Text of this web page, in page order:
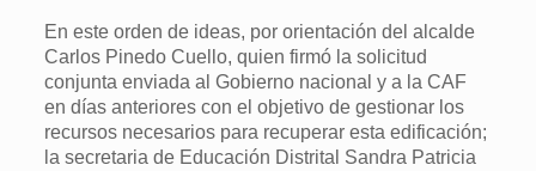
En este orden de ideas, por orientación del alcalde
Carlos Pinedo Cuello, quien firmó la solicitud
conjunta enviada al Gobierno nacional y a la CAF
en días anteriores con el objetivo de gestionar los
recursos necesarios para recuperar esta edificación;
la secretaria de Educación Distrital Sandra Patricia